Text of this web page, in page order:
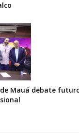
de Mauá debate